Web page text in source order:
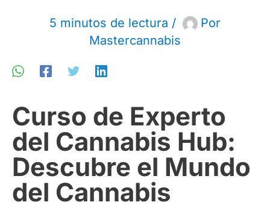
5 minutos de lectura /
Por
Mastercannabis
Curso de Experto
del Cannabis Hub:
Descubre el Mundo
del Cannabis